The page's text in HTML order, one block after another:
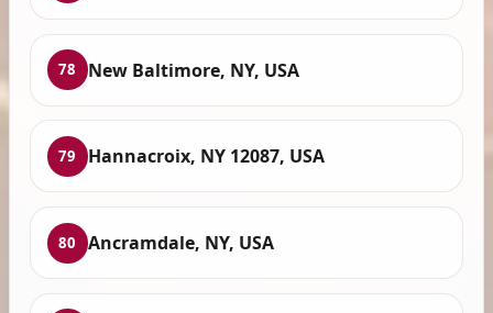
78 New Baltimore, NY, USA
79 Hannacroix, NY 12087, USA
80 Ancramdale, NY, USA